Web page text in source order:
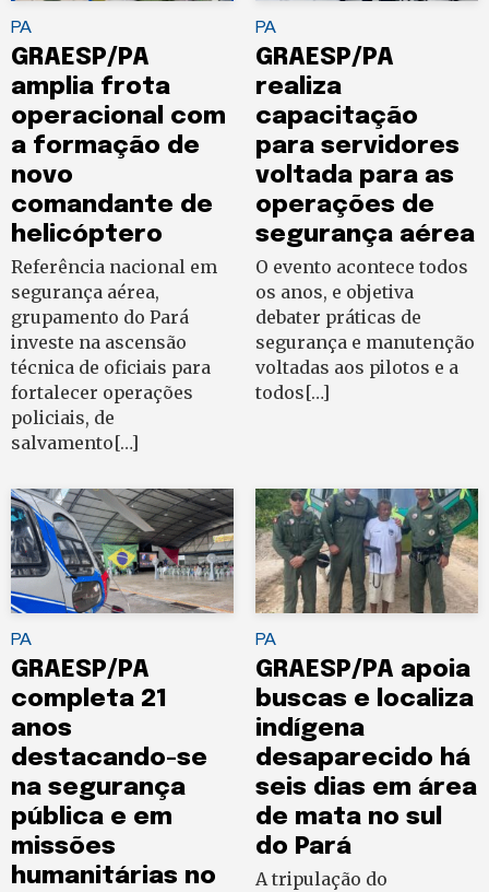
PA
GRAESP/PA
amplia frota
operacional com
a formação de
novo
comandante de
helicóptero
Referência nacional em
segurança aérea,
grupamento do Pará
investe na ascensão
técnica de oficiais para
fortalecer operações
policiais, de
salvamento[…]
PA
GRAESP/PA
realiza
capacitação
para servidores
voltada para as
operações de
segurança aérea
O evento acontece todos
os anos, e objetiva
debater práticas de
segurança e manutenção
voltadas aos pilotos e a
todos[…]
PA
GRAESP/PA
completa 21
anos
destacando-se
na segurança
pública e em
missões
humanitárias no
PA
GRAESP/PA apoia
buscas e localiza
indígena
desaparecido há
seis dias em área
de mata no sul
do Pará
A tripulação do